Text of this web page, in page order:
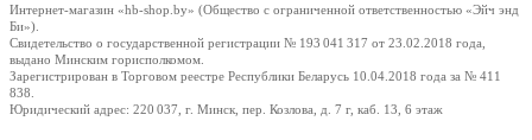
Интернет-магазин «hb-shop.by» (Общество с ограниченной ответственностью «Эйч энд
Би»).
Свидетельство о государственной регистрации № 193 041 317 от 23.02.2018 года,
выдано Минским горисполкомом.
Зарегистрирован в Торговом реестре Республики Беларусь 10.04.2018 года за № 411
838.
Юридический адрес: 220 037, г. Минск, пер. Козлова, д. 7 г, каб. 13, 6 этаж